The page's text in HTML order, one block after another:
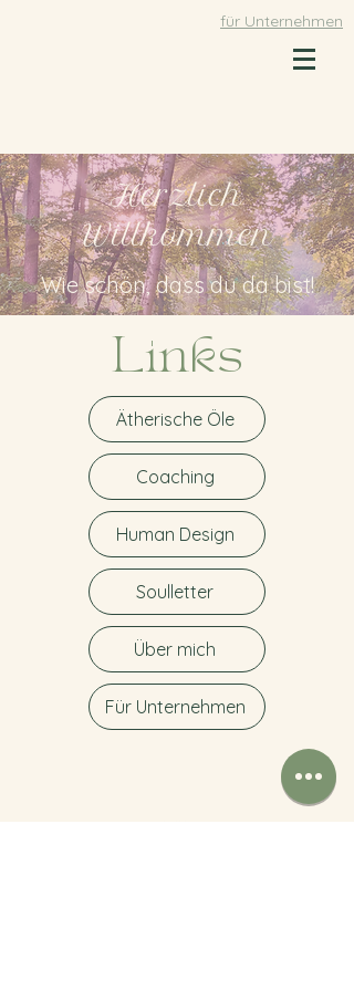
für Unternehmen
Herzlich
Willkommen
Wie schön, dass du da bist!
Links
Ätherische Öle
Coaching
Human Design
Soulletter
Über mich
Für Unternehmen